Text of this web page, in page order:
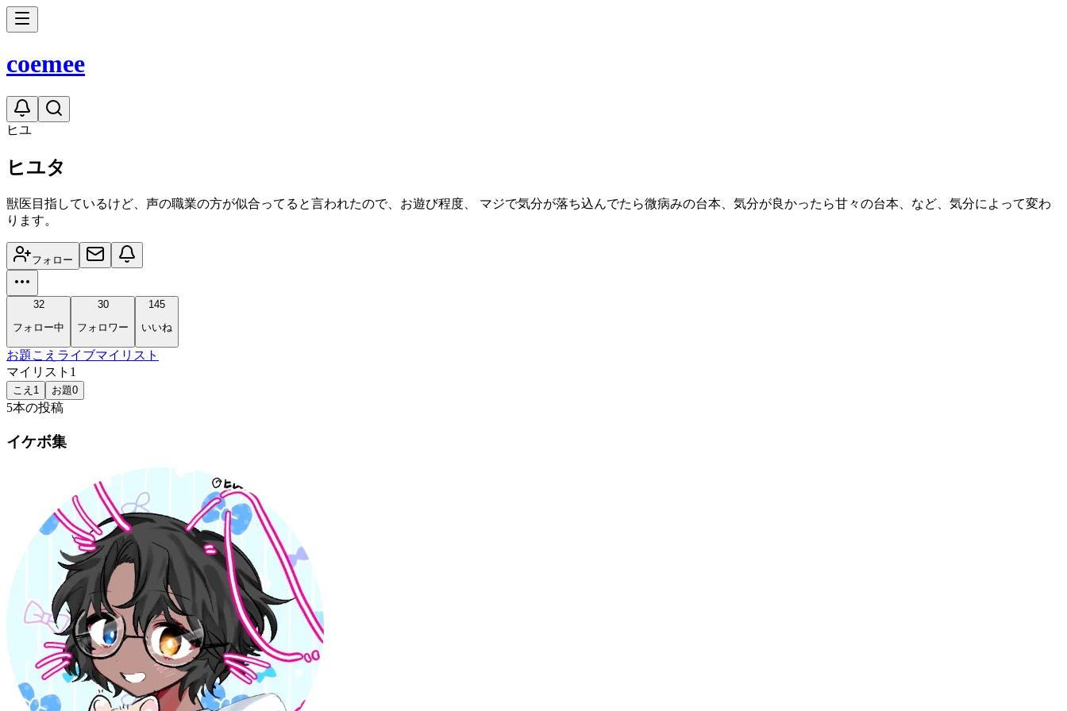
coemee
ヒユ
ヒユタ
獣医目指しているけど、声の職業の方が似合ってると言われたので、お遊び程度、 マジで気分が落ち込んでたら微病みの台本、気分が良かったら甘々の台本、など、気分によって変わ
ります。
フォロー
32
フォロー中
30
フォロワー
145
いいね
お題 こえ ライブマイリスト
マイリスト 1
こえ 1 お題0
5本の投稿
イケボ集